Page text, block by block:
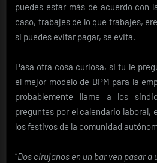
puedes estar más de acuerdo con
caso, trabajes de lo que trabajes,
si puedes evitar pagar, se evita.
Pasa otra cosa curiosa, si tu le
el mejor modelo de BPM para la
probablemente llame a los
preguntes por el calendario laboral,
los festivos de la comunidad
“Dos cirujanos en un bar ven pasar a